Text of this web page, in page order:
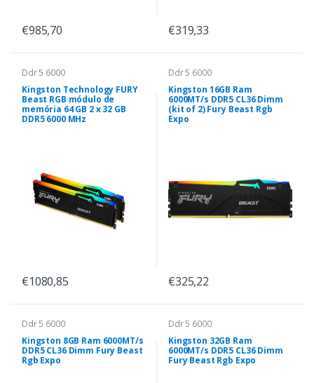
€985,70 €319,33
Ddr 5 6000
Kingston Technology FURY
Beast RGB módulo de
memória 64 GB 2 x 32 GB
DDR5 6000 MHz
€1080,85
Ddr 5 6000
Kingston 16GB Ram
6000MT/s DDR5 CL36 Dimm
(kit of 2) Fury Beast Rgb
Expo
€325,22
Ddr 5 6000
Kingston 8GB Ram 6000MT/s
DDR5 CL36 Dimm Fury Beast
Rgb Expo
Ddr 5 6000
Kingston 32GB Ram
6000MT/s DDR5 CL36 Dimm
Fury Beast Rgb Expo